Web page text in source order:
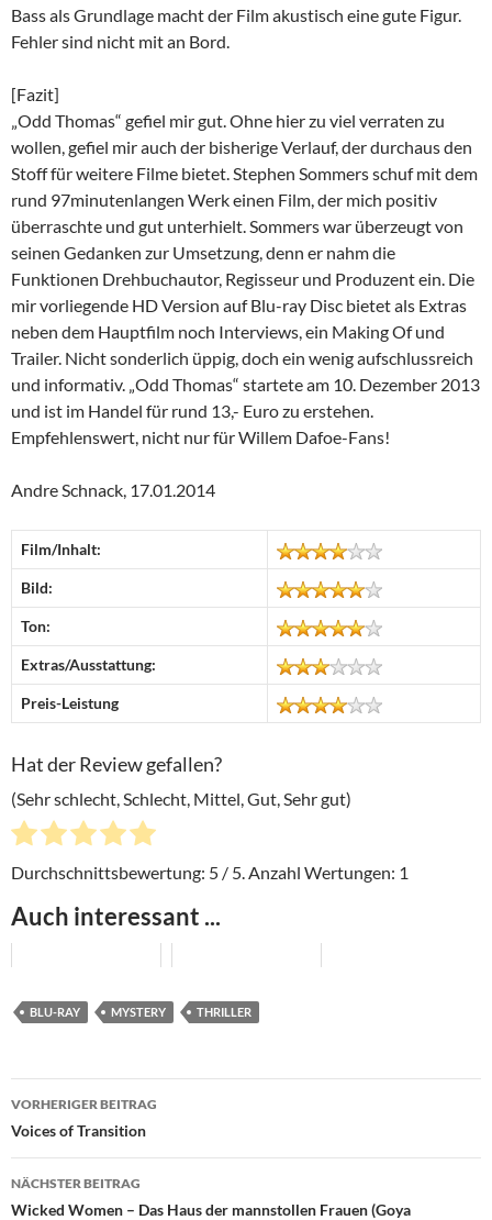
Bass als Grundlage macht der Film akustisch eine gute Figur.
Fehler sind nicht mit an Bord.
[Fazit]
„Odd Thomas“ gefiel mir gut. Ohne hier zu viel verraten zu
wollen, gefiel mir auch der bisherige Verlauf, der durchaus den
Stoff für weitere Filme bietet. Stephen Sommers schuf mit dem
rund 97minutenlangen Werk einen Film, der mich positiv
überraschte und gut unterhielt. Sommers war überzeugt von
seinen Gedanken zur Umsetzung, denn er nahm die
Funktionen Drehbuchautor, Regisseur und Produzent ein. Die
mir vorliegende HD Version auf Blu-ray Disc bietet als Extras
neben dem Hauptfilm noch Interviews, ein Making Of und
Trailer. Nicht sonderlich üppig, doch ein wenig aufschlussreich
und informativ. „Odd Thomas“ startete am 10. Dezember 2013
und ist im Handel für rund 13,- Euro zu erstehen.
Empfehlenswert, nicht nur für Willem Dafoe-Fans!
Andre Schnack, 17.01.2014
Film/Inhalt:
Bild:
Ton:
Extras/Ausstattung:
Preis-Leistung
Hat der Review gefallen?
(Sehr schlecht, Schlecht, Mittel, Gut, Sehr gut)
Durchschnittsbewertung: 5 / 5. Anzahl Wertungen: 1
Auch interessant ...
BLU-RAY MYSTERY THRILLER
Beitragsnavigation
VORHERIGER BEITRAG
Voices of Transition
NÄCHSTER BEITRAG
Wicked Women – Das Haus der mannstollen Frauen (Goya